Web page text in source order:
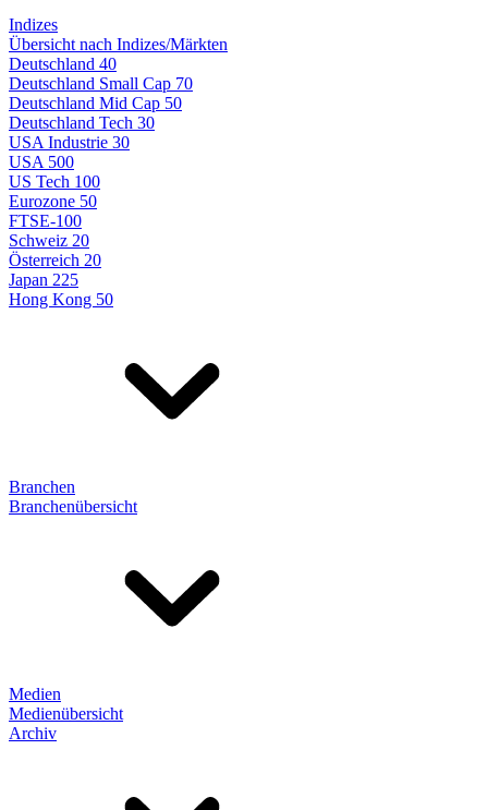
Indizes
Übersicht nach Indizes/Märkten
Deutschland 40
Deutschland Small Cap 70
Deutschland Mid Cap 50
Deutschland Tech 30
USA Industrie 30
USA 500
US Tech 100
Eurozone 50
FTSE-100
Schweiz 20
Österreich 20
Japan 225
Hong Kong 50
Branchen
Branchenübersicht
Medien
Medienübersicht
Archiv